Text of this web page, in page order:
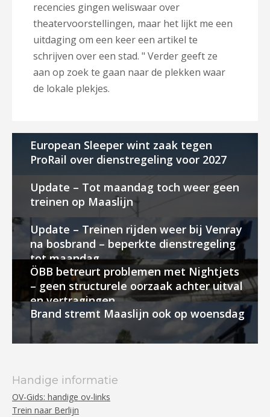
recencies gingen weliswaar over
theatervoorstellingen, maar het lijkt me een
uitdaging om een keer een artikel te
schrijven over een stad. " Verder geeft ze
aan op zoek te gaan naar de plekken waar
de lokale plekjes.
European Sleeper wint zaak tegen
ProRail over dienstregeling voor 2027
Update – Tot maandag toch weer geen
treinen op Maaslijn
Update – Treinen rijden weer bij Venray
na bosbrand – beperkte dienstregeling
tot maandag
ÖBB betreurt problemen met Nightjets
– geen structurele oorzaak achter uitval
en vertragingen
Brand stremt Maaslijn ook op woensdag
Handige informatie
OV-Gids: handige ov-links
Trein naar Berlijn